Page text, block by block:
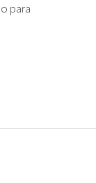
para